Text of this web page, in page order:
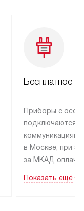
Бесплатное
Приборы с
подключаются к
коммуникациям
в Москве, при
за МКАД
партнера
Показать ещё